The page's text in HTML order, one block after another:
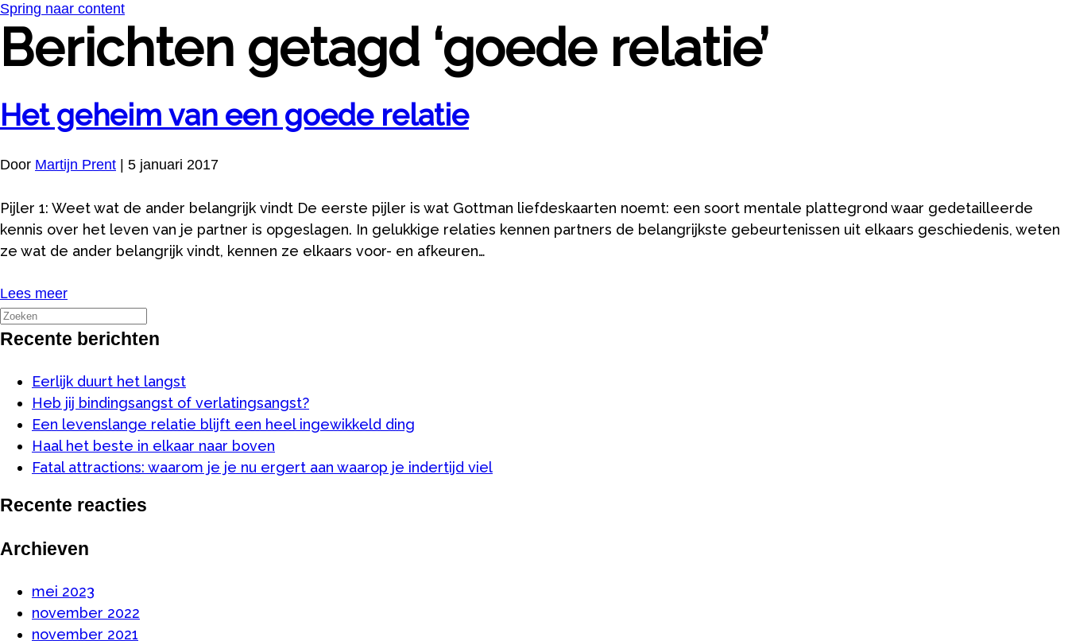
Spring naar content
Berichten getagd ‘goede relatie’
Het geheim van een goede relatie
Door Martijn Prent 5 januari 2017
Pijler 1: Weet wat de ander belangrijk vindt De eerste pijler is wat Gottman liefdeskaarten noemt: een soort mentale plattegrond waar gedetailleerde
kennis over het leven van je partner is opgeslagen. In gelukkige relaties kennen partners de belangrijkste gebeurtenissen uit elkaars geschiedenis, weten
ze wat de ander belangrijk vindt, kennen ze elkaars voor- en afkeuren…
Lees meer
Recente berichten
Eerlijk duurt het langst
Heb jij bindingsangst of verlatingsangst?
Een levenslange relatie blijft een heel ingewikkeld ding
Haal het beste in elkaar naar boven
Fatal attractions: waarom je je nu ergert aan waarop je indertijd viel
Recente reacties
Archieven
mei 2023
november 2022
november 2021